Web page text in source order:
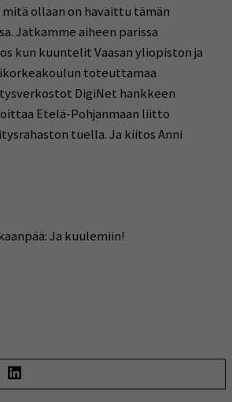
ollaan on havaittu tämän
Jatkamme aiheen parissa
kun kuuntelit Vaasan yliopiston ja
toteuttamaa
DigiNet hankkeen
Etelä-Pohjanmaan liitto
tuella. Ja kiitos Anni
Ja kuulemiin!